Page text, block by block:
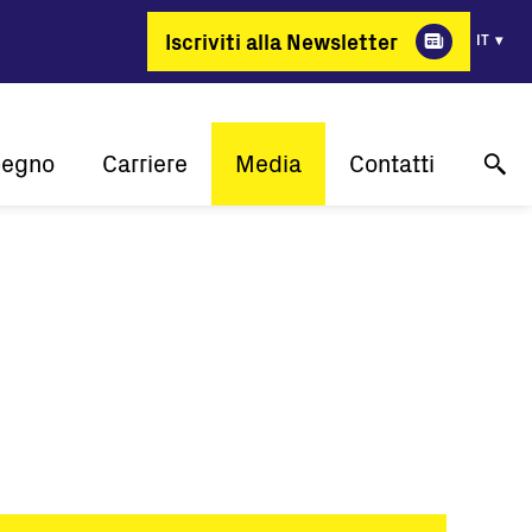
Iscriviti alla Newsletter IT
Carriere Media Contatti